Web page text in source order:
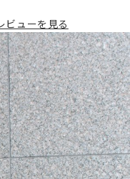
ビューを見る